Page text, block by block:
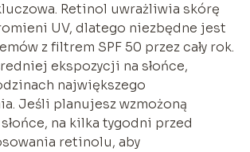
Retinol uwrażliwia skórę
UV, dlatego niezbędne jest
z filtrem SPF 50 przez cały rok.
ekspozycji na słońce,
największego
Jeśli planujesz wzmożoną
na kilka tygodni przed
retinolu, aby